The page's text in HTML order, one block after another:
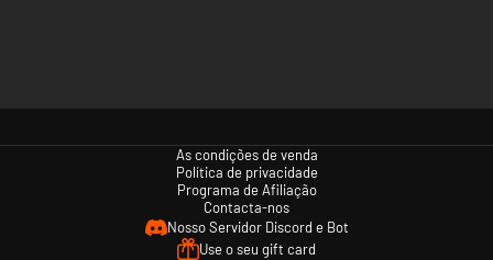
As condições de venda
Política de privacidade
Programa de Afiliação
Contacta-nos
Nosso Servidor Discord e Bot
Use o seu gift card